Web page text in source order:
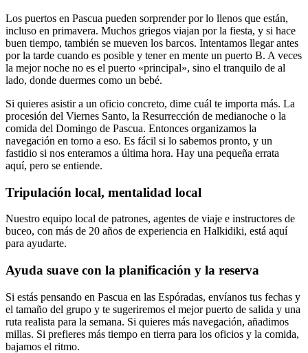
Los puertos en Pascua pueden sorprender por lo llenos que están,
incluso en primavera. Muchos griegos viajan por la fiesta, y si hace
buen tiempo, también se mueven los barcos. Intentamos llegar antes
por la tarde cuando es posible y tener en mente un puerto B. A veces
la mejor noche no es el puerto «principal», sino el tranquilo de al
lado, donde duermes como un bebé.
Si quieres asistir a un oficio concreto, dime cuál te importa más. La
procesión del Viernes Santo, la Resurrección de medianoche o la
comida del Domingo de Pascua. Entonces organizamos la
navegación en torno a eso. Es fácil si lo sabemos pronto, y un
fastidio si nos enteramos a última hora. Hay una pequeña errata
aquí, pero se entiende.
Tripulación local, mentalidad local
Nuestro equipo local de patrones, agentes de viaje e instructores de
buceo, con más de 20 años de experiencia en Halkidiki, está aquí
para ayudarte.
Ayuda suave con la planificación y la reserva
Si estás pensando en Pascua en las Espóradas, envíanos tus fechas y
el tamaño del grupo y te sugeriremos el mejor puerto de salida y una
ruta realista para la semana. Si quieres más navegación, añadimos
millas. Si prefieres más tiempo en tierra para los oficios y la comida,
bajamos el ritmo.